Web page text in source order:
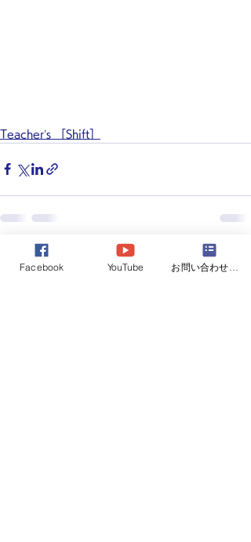
Teacher’s ［Shift］
最新記事 すべて表示
Facebook YouTube